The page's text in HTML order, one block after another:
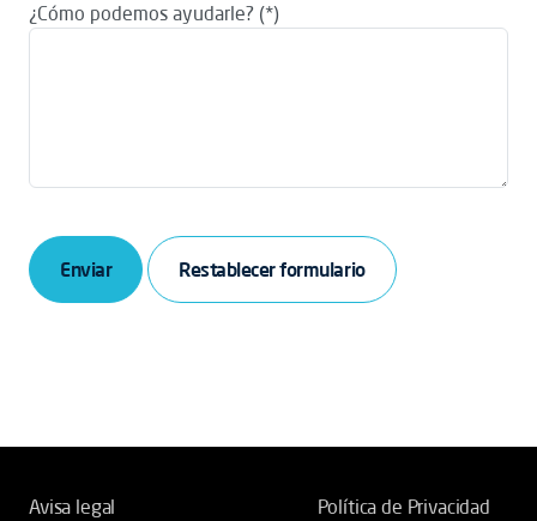
¿Cómo podemos ayudarle?
Enviar
Avisa legal Política de Privacidad